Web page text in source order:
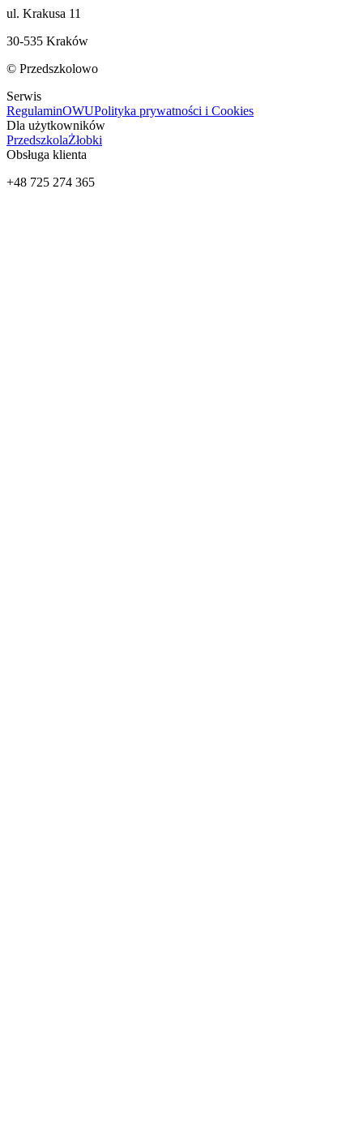
ul. Krakusa 11
30-535 Kraków
© Przedszkolowo
Serwis
RegulaminOWUPolityka prywatności i Cookies
Dla użytkowników
PrzedszkolaŻłobki
Obsługa klienta
+48 725 274 365